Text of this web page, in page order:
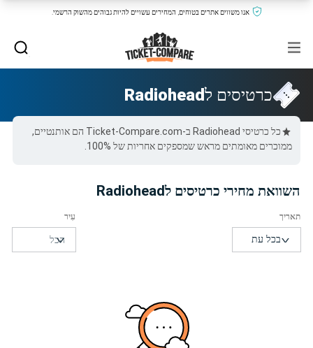
אנו משווים אתרים בטוחים, המחירים עשויים להיות גבוהים מהשוק הרשמי.
כרטיסים לRadiohead
כל כרטיסי Radiohead ב-Ticket-Compare.com הם אותנטיים,
ממוכרים מאומתים מראש שמספקים אחריות של 100%.
השוואת מחירי כרטיסים לRadiohead